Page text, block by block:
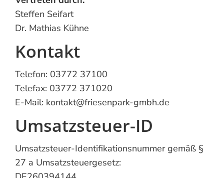
Steffen Seifart
Dr. Mathias Kühne
Kontakt
Telefon: 03772 37100
Telefax: 03772 371020
E-Mail: kontakt@friesenpark-gmbh.de
Umsatzsteuer-ID
Umsatzsteuer-Identifikationsnummer gemäß §
27 a Umsatzsteuergesetz: